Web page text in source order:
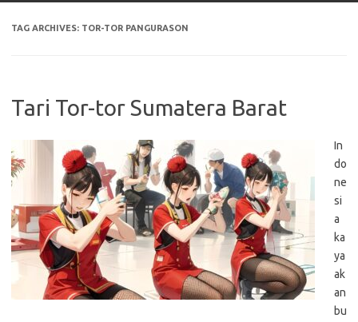
TAG ARCHIVES: TOR-TOR PANGURASON
Tari Tor-tor Sumatera Barat
In
do
ne
si
a
ka
ya
ak
an
bu